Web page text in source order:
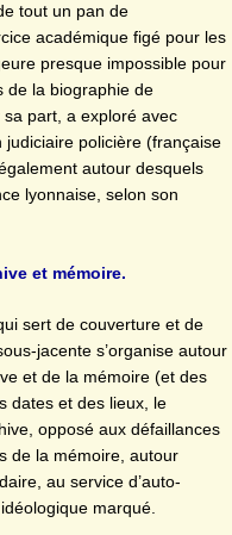
tout un pan de
académique figé pour les
presque impossible pour
de la biographie de
part, a exploré avec
judiciaire policière (française
autour desquels
lyonnaise, selon son
et mémoire.
sert de couverture et de
jacente s’organise autour
et de la mémoire (et des
dates et des lieux, le
opposé aux défaillances
de la mémoire, autour
au service d’auto-
marqué.